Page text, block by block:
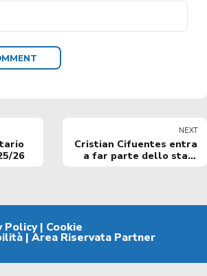
26
NEXT
Cristian Cifuentes entra
a far parte dello staff
Policy| Cookie
| Area Riservata Partner